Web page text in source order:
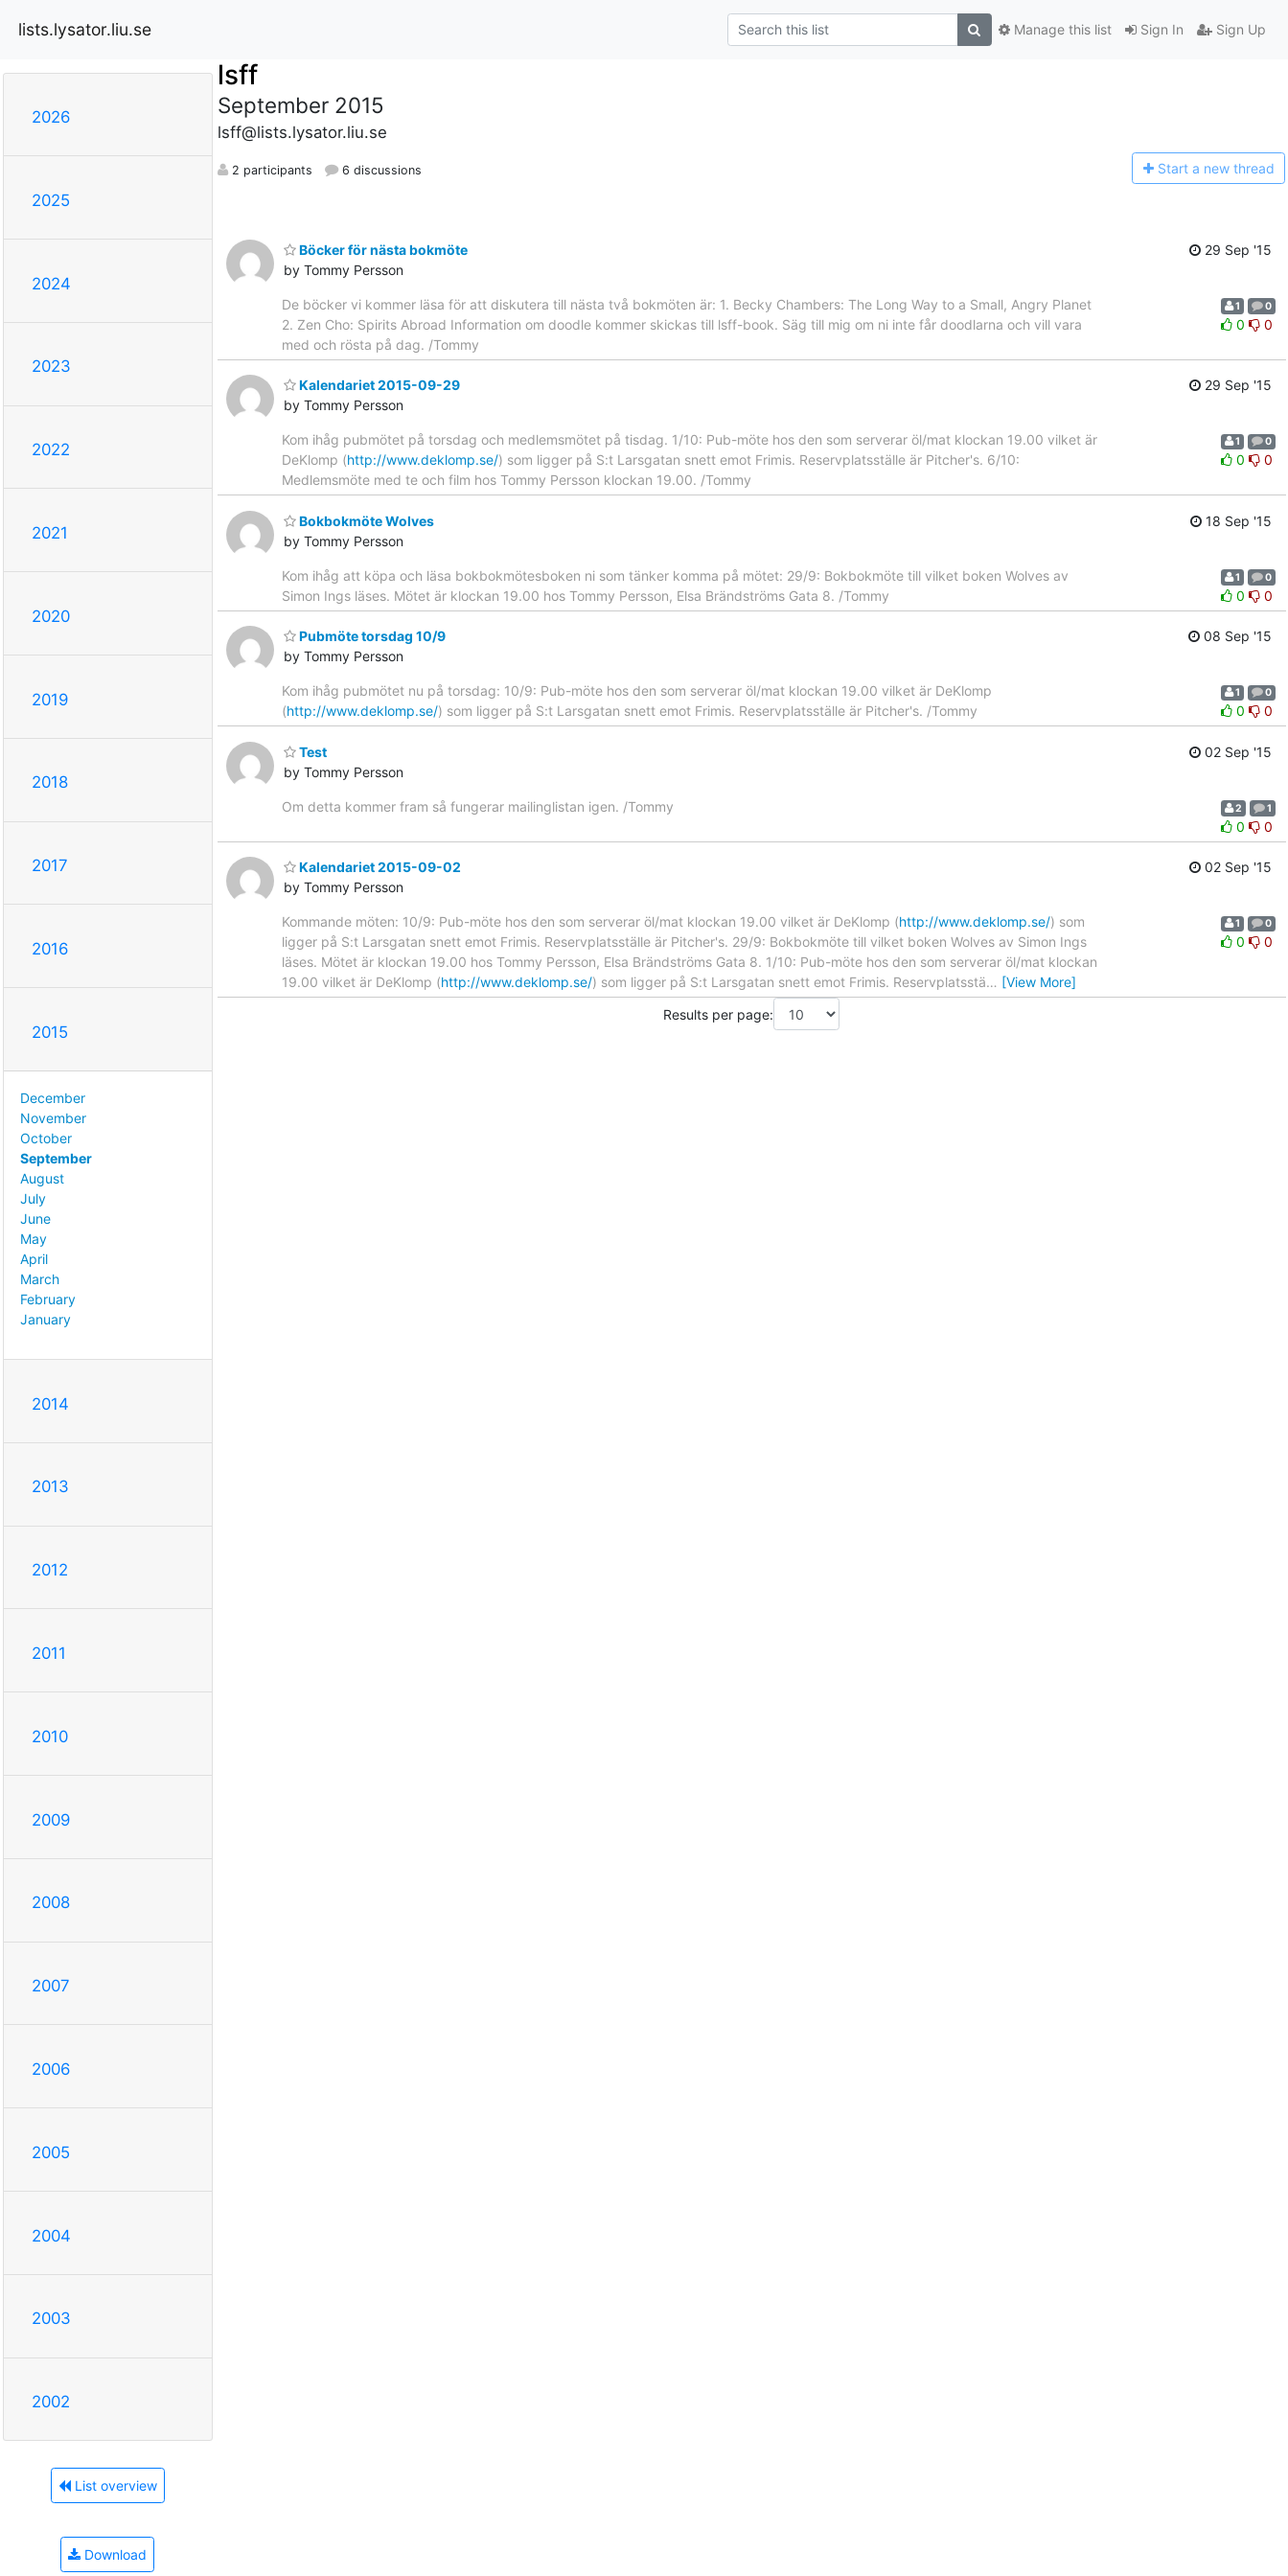
lists.lysator.liu.se Sign In Sign Up
Manage this list
2026
2025
2024
2023
2022
2021
2020
2019
2018
2017
2016
2015
December
November
October
September
August
July
June
May
April
March
February
January
2014
2013
2012
2011
2010
2009
2008
2007
2006
2005
2004
2003
2002
List overview
Download
lsff
September 2015
lsff@lists.lysator.liu.se
2 participants 6 discussions Start a new thread
Böcker för nästa bokmöte
by Tommy Persson
29 Sep '15
De böcker vi kommer läsa för att diskutera till nästa två bokmöten är: 1. Becky Chambers: The Long Way to a Small, Angry Planet
2. Zen Cho: Spirits Abroad Information om doodle kommer skickas till lsff-book. Säg till mig om ni inte får doodlarna och vill vara
med och rösta på dag. /Tommy
1 0
0 0
Kalendariet 2015-09-29
by Tommy Persson
29 Sep '15
Kom ihåg pubmötet på torsdag och medlemsmötet på tisdag. 1/10: Pub-möte hos den som serverar öl/mat klockan 19.00 vilket är
DeKlomp (http://www.deklomp.se/) som ligger på S:t Larsgatan snett emot Frimis. Reservplatsställe är Pitcher's. 6/10:
Medlemsmöte med te och film hos Tommy Persson klockan 19.00. /Tommy
1 0
0 0
Bokbokmöte Wolves
by Tommy Persson
18 Sep '15
Kom ihåg att köpa och läsa bokbokmötesboken ni som tänker komma på mötet: 29/9: Bokbokmöte till vilket boken Wolves av
Simon Ings läses. Mötet är klockan 19.00 hos Tommy Persson, Elsa Brändströms Gata 8. /Tommy
1 0
0 0
Pubmöte torsdag 10/9
by Tommy Persson
08 Sep '15
Kom ihåg pubmötet nu på torsdag: 10/9: Pub-möte hos den som serverar öl/mat klockan 19.00 vilket är DeKlomp
(http://www.deklomp.se/) som ligger på S:t Larsgatan snett emot Frimis. Reservplatsställe är Pitcher's. /Tommy
1 0
0 0
Test
by Tommy Persson
02 Sep '15
Om detta kommer fram så fungerar mailinglistan igen. /Tommy 2 1
0 0
Kalendariet 2015-09-02
by Tommy Persson
02 Sep '15
Kommande möten: 10/9: Pub-möte hos den som serverar öl/mat klockan 19.00 vilket är DeKlomp (http://www.deklomp.se/) som
ligger på S:t Larsgatan snett emot Frimis. Reservplatsställe är Pitcher's. 29/9: Bokbokmöte till vilket boken Wolves av Simon Ings
läses. Mötet är klockan 19.00 hos Tommy Persson, Elsa Brändströms Gata 8. 1/10: Pub-möte hos den som serverar öl/mat klockan
19.00 vilket är DeKlomp (http://www.deklomp.se/) som ligger på S:t Larsgatan snett emot Frimis. Reservplatsstä… [View More]
1 0
0 0
Results per page: